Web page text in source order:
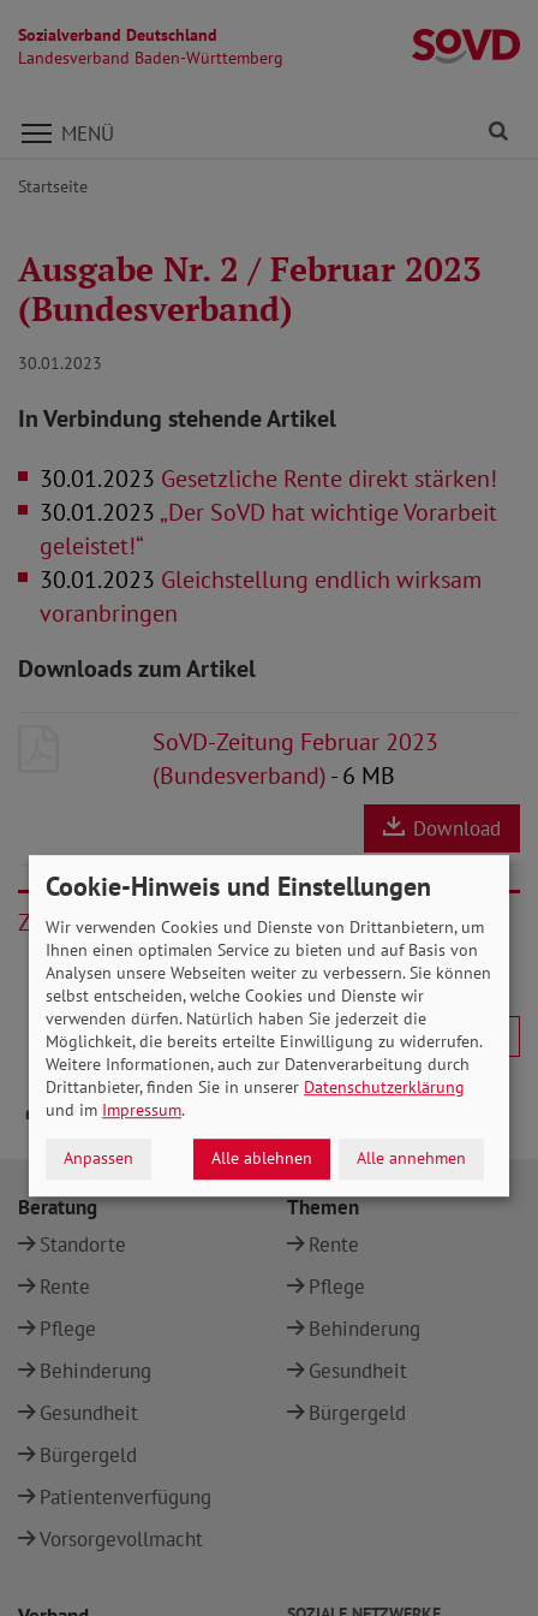
Sozialverband Deutschland
Landesverband Baden-Württemberg
Direkt zu den Inhalten springen
MENÜ
Startseite
Ausgabe Nr. 2 / Februar 2023
(Bundesverband)
30.01.2023
In Verbindung stehende Artikel
30.01.2023 Gesetzliche Rente direkt stärken!
30.01.2023 „Der SoVD hat wichtige Vorarbeit
geleistet!“
30.01.2023 Gleichstellung endlich wirksam
voranbringen
Downloads zum Artikel
SoVD-Zeitung Februar 2023
(Bundesverband)- 6 MB
Download
Zurück
Beratung
Standorte
Rente
Pflege
Behinderung
Gesundheit
Bürgergeld
Patientenverfügung
Vorsorgevollmacht
Themen
Rente
Pflege
Behinderung
Gesundheit
Bürgergeld
Cookie-Hinweis und Einstellungen
Wir verwenden Cookies und Dienste von Drittanbietern, um
Ihnen einen optimalen Service zu bieten und auf Basis von
Analysen unsere Webseiten weiter zu verbessern. Sie können
selbst entscheiden, welche Cookies und Dienste wir
verwenden dürfen. Natürlich haben Sie jederzeit die
Möglichkeit, die bereits erteilte Einwilligung zu widerrufen.
Weitere Informationen, auch zur Datenverarbeitung durch
Drittanbieter, finden Sie in unserer Datenschutzerklärung
und im Impressum.
Anpassen Alle ablehnen Alle annehmen